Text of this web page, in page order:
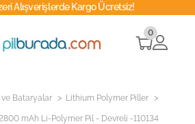
Alışverişlerde Kargo Ücretsiz!
0
ve Bataryalar > Lithium Polymer Piller >
mAh Li-Polymer Pil - Devreli -110134